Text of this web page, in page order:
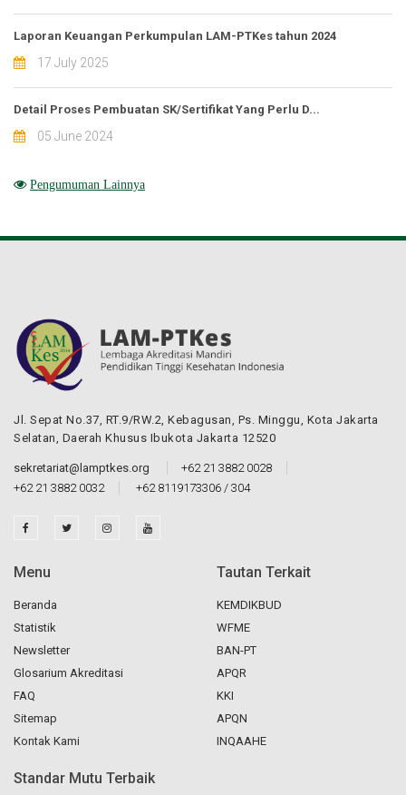
Laporan Keuangan Perkumpulan LAM-PTKes tahun 2024
17 July 2025
Detail Proses Pembuatan SK/Sertifikat Yang Perlu D...
05 June 2024
Pengumuman Lainnya
Jl. Sepat No.37, RT.9/RW.2, Kebagusan, Ps. Minggu, Kota Jakarta
Selatan, Daerah Khusus Ibukota Jakarta 12520
sekretariat@lamptkes.org
+62 21 3882 0028
+62 21 3882 0032
+62 8119173306 / 304
Menu
Beranda
Statistik
Newsletter
Glosarium Akreditasi
FAQ
Sitemap
Kontak Kami
Tautan Terkait
KEMDIKBUD
WFME
BAN-PT
APQR
KKI
APQN
INQAAHE
Standar Mutu Terbaik